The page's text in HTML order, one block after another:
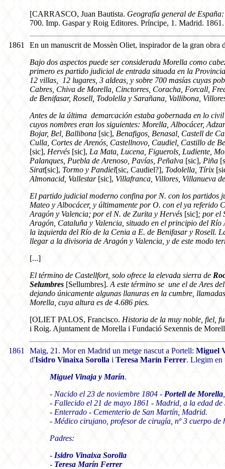
[CARRASCO, Juan Bautista.Geografía general de
700. Imp. Gaspar y Roig Editores. Príncipe, 1. Madrid.
1861
En un manuscrit de Mossèn Oliet, inspirador de la gran obra
Bajo dos aspectos puede ser considerada Morella como
primero es partido judicial de entrada situada en la
12 villas, 12 lugares, 3 aldeas, y sobre 700 masías cuyas
Cabres, Chiva de Morella, Cinctorres, Coracha, Forcall,
de Benifasar, Rosell, Todolella y Sarañana, Vallibona,
Antes de la última demarcación estaba gobernada en lo
cuyos nombres eran los siguientes: Morella, Albocácer,
Bojar, Bel, Ballibona[sic],Benafigos, Benasal, Castell de
Culla, Cortes de Arenós, Castellnovo, Caudiel, Castillo de
[sic],Hervés[sic],La Mata, Lucena, Figuerols, Ludiente,
Palanques, Puebla de Arenoso, Pavías, Peñalva[sic],Piña
Sirat[sic],Tormo y Pandiel[sic, Caudiel?],Todolella, Tírix
Almonacid, Vallestar[sic],Villafranca, Villores, Villanueva
El partido judicial moderno confina por N. con los partidos
Mateo y Albocácer, y últimamente por O. con el ya referido
Aragón y Valencia; por el N. de Zurita y Hervés[sic]; por el
Aragón, Cataluña y Valencia, situado en el principio del
la izquierda del Río de la Cenia a E. de Benifasar y Rosell.
llegar a la divisoria de Aragón y Valencia, y de este modo
[...]
El término de Castellfort, solo ofrece la elevada sierra de
Selumbres[Sellumbres].A este término se une el de Ares
dejando únicamente algunas llanuras en la cumbre,
Morella, cuya altura es de 4.686 pies.
[OLIET PALOS, Francisco.Historia de la muy noble, fiel,
i Roig. Ajuntament de Morella i Fundació Sexennis de
1861 Maig, 21. Mor en Madrid un metge nascut a Portell:Miguel
d'Isidro Vinaixa Sorolla iTeresa Marín Ferrer. Llegim en
Miguel Vinaja y Marín.
- Nacido el 23 de noviembre 1804 -Portell de Morella
- Fallecido el 21 de mayo 1861 - Madrid, a la edad de
- Enterrado - Cementerio de San Martín, Madrid.
- Médico cirujano, profesor de cirugía, nº 3 cuerpo
Padres:
- Isidro Vinaixa Sorolla
-Teresa Marín Ferrer